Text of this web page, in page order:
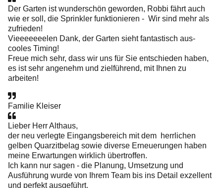
Der Garten ist wunderschön geworden, Robbi fährt auch
wie er soll, die Sprinkler funktionieren - Wir sind mehr als
zufrieden!
Vieeeeeeelen Dank, der Garten sieht fantastisch aus-
cooles Timing!
Freue mich sehr, dass wir uns für Sie entschieden haben,
es ist sehr angenehm und zielführend, mit Ihnen zu
arbeiten!
Familie Kleiser
Lieber Herr Althaus,
der neu verlegte Eingangsbereich mit dem herrlichen
gelben Quarzitbelag sowie diverse Erneuerungen haben
meine Erwartungen wirklich übertroffen.
Ich kann nur sagen - die Planung, Umsetzung und
Ausführung wurde von Ihrem Team bis ins Detail exzellent
und perfekt ausgeführt.